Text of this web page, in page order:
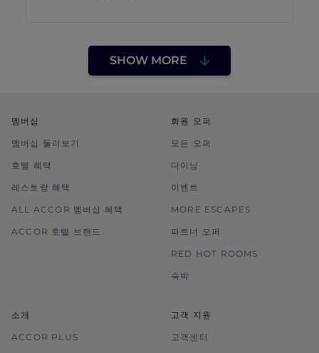
SHOW MORE
멤버십
멤버십 둘러보기
호텔 혜택
레스토랑 혜택
ALL ACCOR 멤버십 혜택
ACCOR 호텔 브랜드
회원 오퍼
모든 오퍼
다이닝
이벤트
MORE ESCAPES
파트너 오퍼
RED HOT ROOMS
숙박
소개
ACCOR PLUS
고객 지원
고객센터